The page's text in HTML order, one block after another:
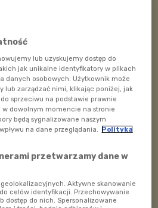
z dziadkiem? Dziś rozwikłamy
lub uzyskujemy dostęp do
jak unikalne identyfikatory w plikach
danych osobowych. Użytkownik może
lub zarządzać nimi, klikając poniżej, jak
sprzeciwu na podstawie prawnie
w dowolnym momencie na stronie
będą sygnalizowane naszym
na dane przeglądania. Polityka
przetwarzamy dane w
Aktywne skanowanie
celów identyfikacji. Przechowywanie
dostęp do nich. Spersonalizowane